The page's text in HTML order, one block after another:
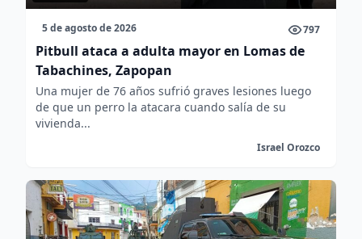
5 de agosto de 2026 797
Pitbull ataca a adulta mayor en Lomas de
Tabachines, Zapopan
Una mujer de 76 años sufrió graves lesiones luego
de que un perro la atacara cuando salía de su
vivienda...
Israel Orozco